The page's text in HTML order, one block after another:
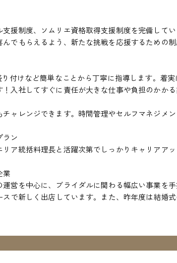
援制度、ソムリエ資格取得支援制度を完備して
でもらえるよう、新たな挑戦を応援するための制
付けなど簡単なことから丁寧に指導します。着
入社してすぐに責任が大きな仕事や負担のかか
ャレンジできます。時間管理やセルフマネジメ
ン
ア統括料理長と活躍次第でしっかりキャリアア
業
営を中心に、ブライダルに関わる幅広い事業を
で新しく出店しています。また、昨年度は結婚